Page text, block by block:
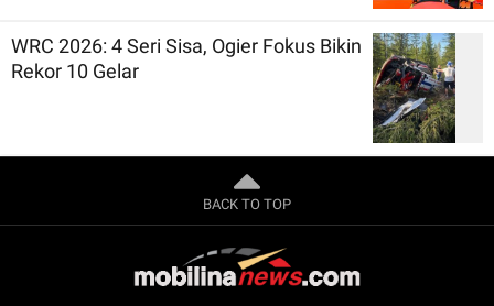
WRC 2026: 4 Seri Sisa, Ogier Fokus Bikin
Rekor 10 Gelar
BACK TO TOP